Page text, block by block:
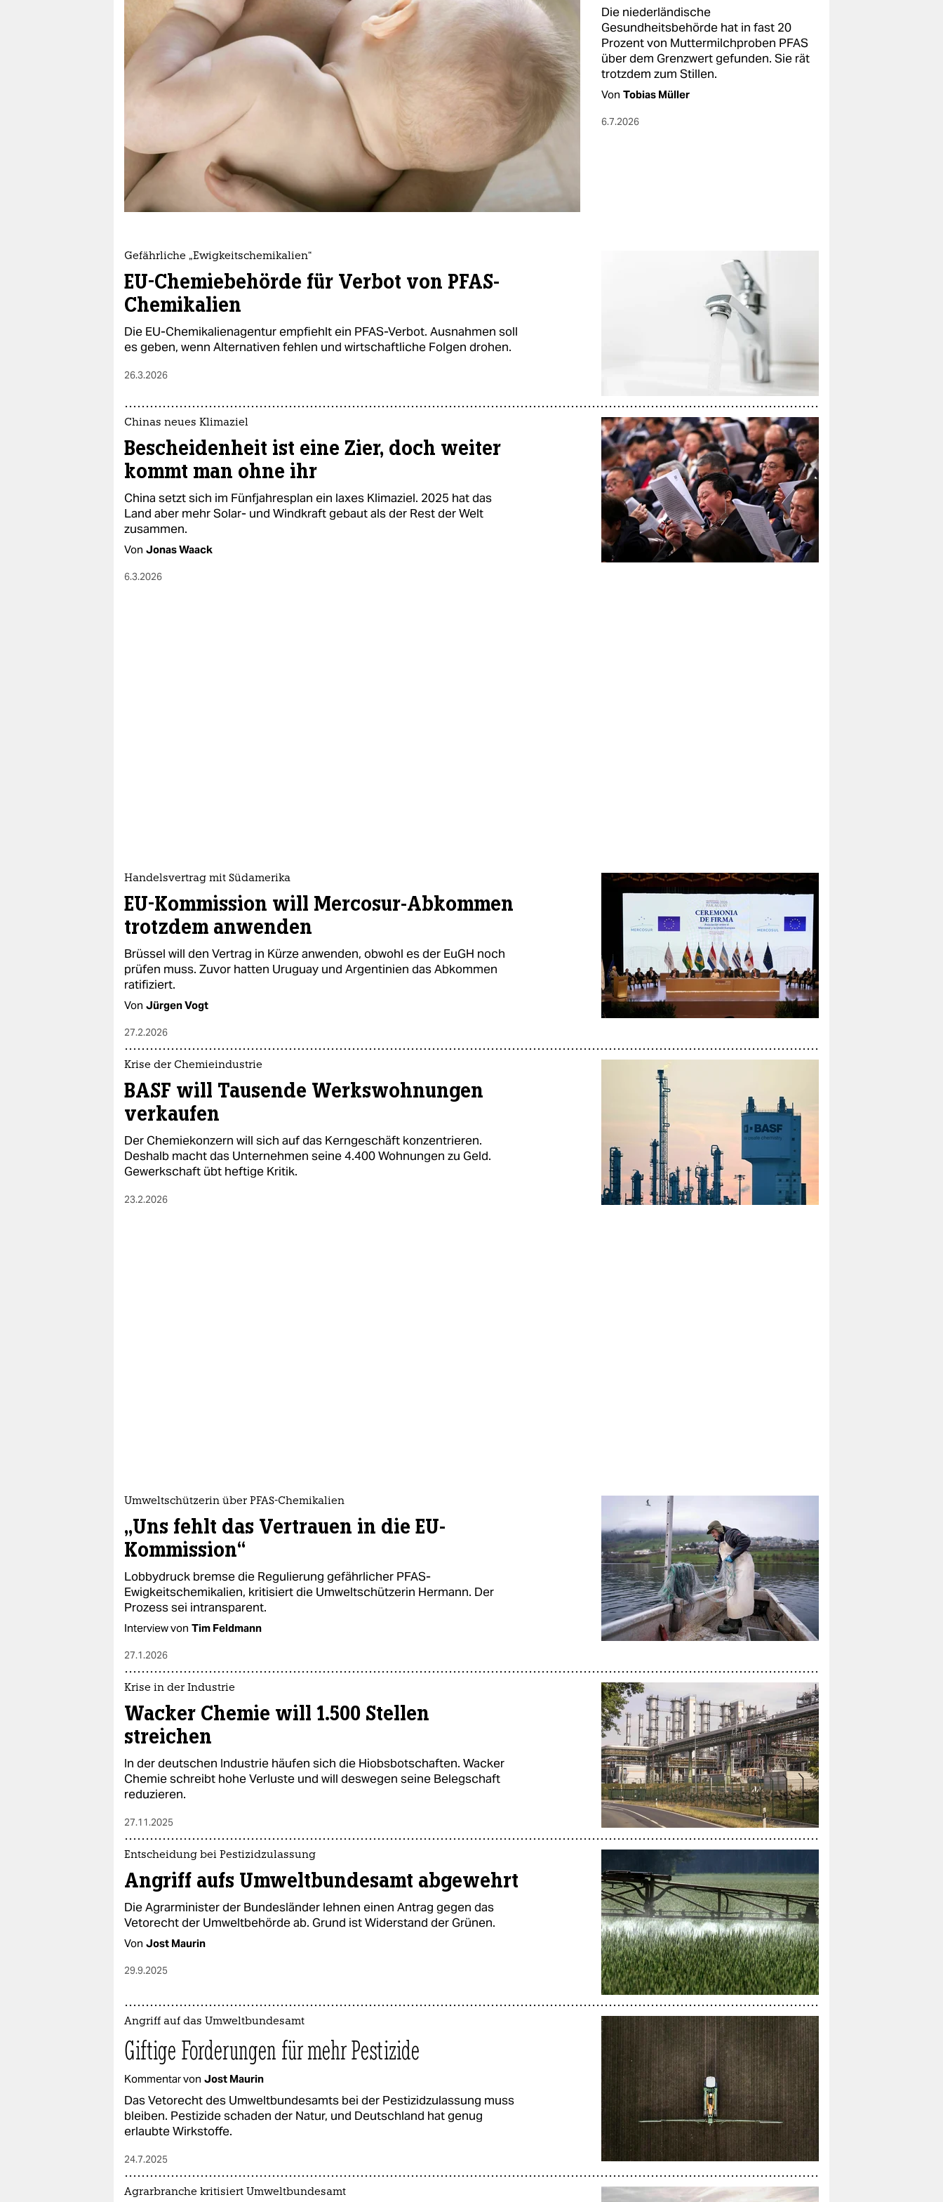
nord
wahrheit
verlag
veranstaltungen
shop
fragen & hilfe
abo
genossenschaft
Die niederländische
Gesundheitsbehörde hat in fast 20
Prozent von Muttermilchproben PFAS
über dem Grenzwert gefunden. Sie rät
trotzdem zum Stillen.
Von Tobias Müller
6.7.2026
Gefährliche „Ewigkeitschemikalien“
EU-Chemiebehörde für Verbot von PFAS-
Chemikalien
Die EU-Chemikalienagentur empfiehlt ein PFAS-Verbot. Ausnahmen soll
es geben, wenn Alternativen fehlen und wirtschaftliche Folgen drohen.
26.3.2026
Chinas neues Klimaziel
Bescheidenheit ist eine Zier, doch weiter
kommt man ohne ihr
China setzt sich im Fünfjahresplan ein laxes Klimaziel. 2025 hat das
Land aber mehr Solar- und Windkraft gebaut als der Rest der Welt
zusammen.
Von Jonas Waack
6.3.2026
Handelsvertrag mit Südamerika
EU-Kommission will Mercosur-Abkommen
trotzdem anwenden
Brüssel will den Vertrag in Kürze anwenden, obwohl es der EuGH noch
prüfen muss. Zuvor hatten Uruguay und Argentinien das Abkommen
ratifiziert.
Von Jürgen Vogt
27.2.2026
Krise der Chemieindustrie
BASF will Tausende Werkswohnungen
verkaufen
Der Chemiekonzern will sich auf das Kerngeschäft konzentrieren.
Deshalb macht das Unternehmen seine 4.400 Wohnungen zu Geld.
Gewerkschaft übt heftige Kritik.
23.2.2026
Umweltschützerin über PFAS-Chemikalien
„Uns fehlt das Vertrauen in die EU-
Kommission“
Lobbydruck bremse die Regulierung gefährlicher PFAS-
Ewigkeitschemikalien, kritisiert die Umweltschützerin Hermann. Der
Prozess sei intransparent.
Interview von Tim Feldmann
27.1.2026
Krise in der Industrie
Wacker Chemie will 1.500 Stellen
streichen
In der deutschen Industrie häufen sich die Hiobsbotschaften. Wacker
Chemie schreibt hohe Verluste und will deswegen seine Belegschaft
reduzieren.
27.11.2025
Entscheidung bei Pestizidzulassung
Angriff aufs Umweltbundesamt abgewehrt
Die Agrarminister der Bundesländer lehnen einen Antrag gegen das
Vetorecht der Umweltbehörde ab. Grund ist Widerstand der Grünen.
Von Jost Maurin
29.9.2025
Angriff auf das Umweltbundesamt
Giftige Forderungen für mehr Pestizide
Kommentar von Jost Maurin
Das Vetorecht des Umweltbundesamts bei der Pestizidzulassung muss
bleiben. Pestizide schaden der Natur, und Deutschland hat genug
erlaubte Wirkstoffe.
24.7.2025
Agrarbranche kritisiert Umweltbundesamt